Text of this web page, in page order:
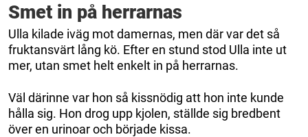
Smet in på herrarnas
Ulla kilade iväg mot damernas, men där var det så
fruktansvärt lång kö. Efter en stund stod Ulla inte ut
mer, utan smet helt enkelt in på herrarnas.
Väl därinne var hon så kissnödig att hon inte kunde
hålla sig. Hon drog upp kjolen, ställde sig bredbent
över en urinoar och började kissa.